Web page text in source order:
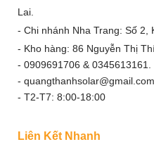
Liên Kết Nhanh
Lai.
- Chi nhánh Nha Trang: Số 2,
- Kho hàng: 86 Nguyễn Thị
- 0909691706 & 0345613161.
- quangthanhsolar@gmail.com
- T2-T7: 8:00-18:00